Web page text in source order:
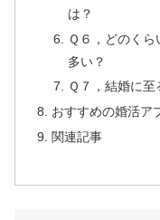
は？
Ｑ６，どのく
多い？
Ｑ７，結婚に
おすすめの婚活ア
関連記事